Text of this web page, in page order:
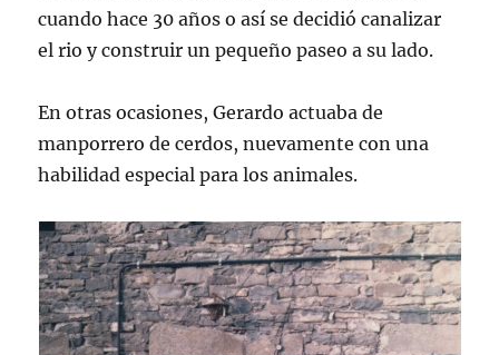
cuando hace 30 años o así se decidió canalizar
el rio y construir un pequeño paseo a su lado.
En otras ocasiones, Gerardo actuaba de
manporrero de cerdos, nuevamente con una
habilidad especial para los animales.